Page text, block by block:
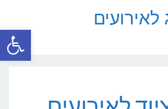
פתח
לאירועים